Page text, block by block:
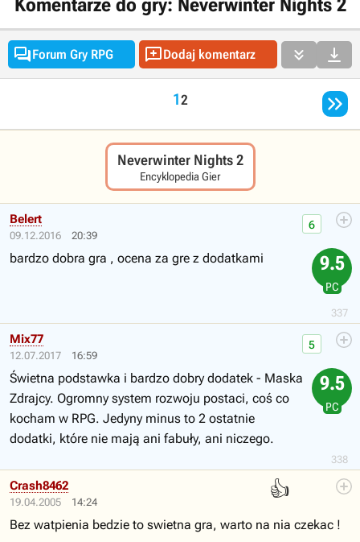
Komentarze do gry: Neverwinter Nights 2
Forum Gry RPG Dodaj komentarz  
12 
Neverwinter Nights 2
Encyklopedia Gier
09.12.2016 20:39
337
6
Belert
9.5
PC
bardzo dobra gra , ocena za gre z dodatkami
12.07.2017 16:59
338
5
Mix77
9.5
PC
Świetna podstawka i bardzo dobry dodatek - Maska
Zdrajcy. Ogromny system rozwoju postaci, coś co
kocham w RPG. Jedyny minus to 2 ostatnie
dodatki, które nie mają ani fabuły, ani niczego.
19.04.2005 14:24
👍
Crash8462
Bez watpienia bedzie to swietna gra, warto na nia czekac !